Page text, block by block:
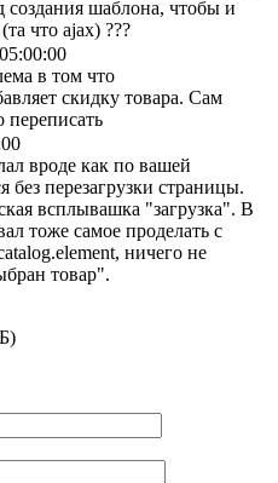
создания шаблона, чтобы и
что ajax) ???
в том что
скидку товара. Сам
переписать
вроде как по вашей
без перезагрузки страницы.
всплывашка "загрузка". В
тоже самое проделать с
ничего не
товар".